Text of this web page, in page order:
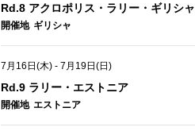
Rd.8 アクロポリス・ラリー・ギリシャ
開催地 ギリシャ
7月16日(木) - 7月19日(日)
Rd.9 ラリー・エストニア
開催地 エストニア